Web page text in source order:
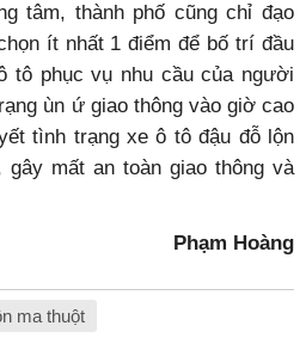
tâm, thành phố cũng chỉ đạo
ít nhất 1 điểm để bố trí đầu
tô phục vụ nhu cầu của người
ùn ứ giao thông vào giờ cao
tình trạng xe ô tô đậu đỗ lộn
gây mất an toàn giao thông và
Phạm Hoàng
ma thuột